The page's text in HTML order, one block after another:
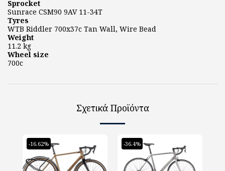
Sprocket
Sunrace CSM90 9AV 11-34T
Tyres
WTB Riddler 700x37c Tan Wall, Wire Bead
Weight
11.2 kg
Wheel size
700c
Σχετικά Προϊόντα
-16.62% -36.4%